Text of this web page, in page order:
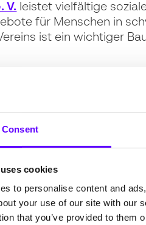
Consent
cookies
to personalise content and
your use of our site with our
that you’ve provided to them
V. leistet vielfältige
für Menschen in
ist ein wichtiger
alle an. Der Verein
ein und macht auf
Engagement fördern
Lahr und
Deshalb